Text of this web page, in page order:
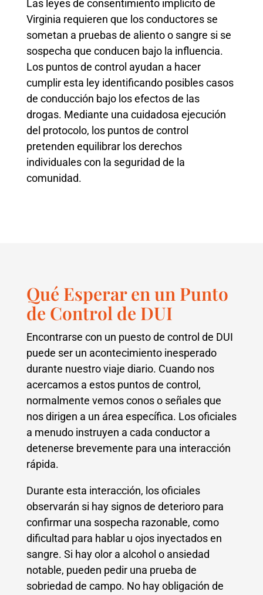
Las leyes de consentimiento implícito de
Virginia requieren que los conductores se
sometan a pruebas de aliento o sangre si se
sospecha que conducen bajo la influencia.
Los puntos de control ayudan a hacer
cumplir esta ley identificando posibles casos
de conducción bajo los efectos de las
drogas. Mediante una cuidadosa ejecución
del protocolo, los puntos de control
pretenden equilibrar los derechos
individuales con la seguridad de la
comunidad.
Qué Esperar en un Punto
de Control de DUI
Encontrarse con un puesto de control de DUI
puede ser un acontecimiento inesperado
durante nuestro viaje diario. Cuando nos
acercamos a estos puntos de control,
normalmente vemos conos o señales que
nos dirigen a un área específica. Los oficiales
a menudo instruyen a cada conductor a
detenerse brevemente para una interacción
rápida.
Durante esta interacción, los oficiales
observarán si hay signos de deterioro para
confirmar una sospecha razonable, como
dificultad para hablar u ojos inyectados en
sangre. Si hay olor a alcohol o ansiedad
notable, pueden pedir una prueba de
sobriedad de campo. No hay obligación de